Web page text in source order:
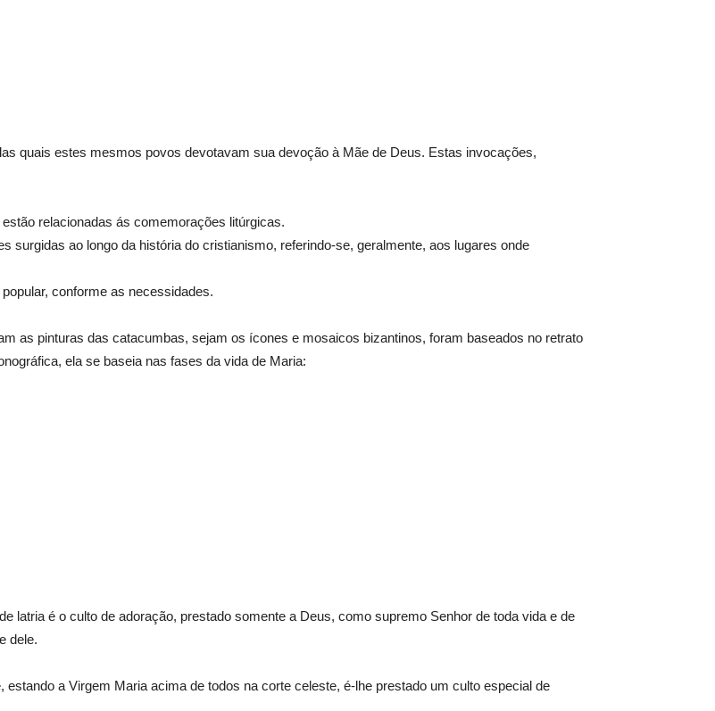
quais estes mesmos povos devotavam sua devoção à Mãe de Deus. Estas invocações,
relacionadas ás comemorações litúrgicas.
surgidas ao longo da história do cristianismo, referindo-se, geralmente, aos lugares onde
conforme as necessidades.
as pinturas das catacumbas, sejam os ícones e mosaicos bizantinos, foram baseados no retrato
ela se baseia nas fases da vida de Maria:
latria é o culto de adoração, prestado somente a Deus, como supremo Senhor de toda vida e de
dele.
a Virgem Maria acima de todos na corte celeste, é-lhe prestado um culto especial de